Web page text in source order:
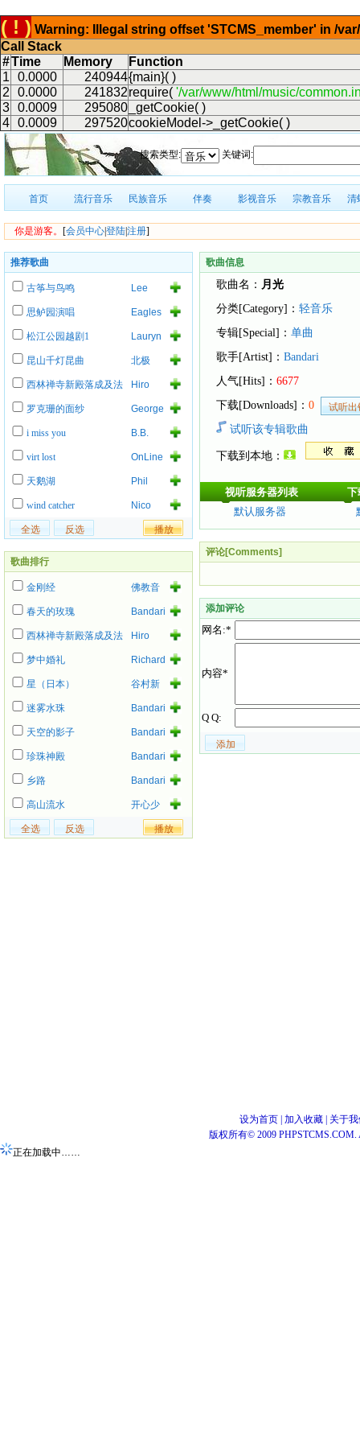
( ! ) Warning: Illegal string offset 'STCMS_member' in /
Call Stack
#Time Memory
Function
1
0.0000 240944{main}( )
2
0.0000 241832require( '/var/www/html/music/
3
0.0009 295080 _getCookie( )
4
0.0009 297520cookieModel->_getCookie( )
搜索类型: 关键词:
首页 流行音乐 民族音乐 伴奏 影视音乐 宗教音乐 清
你是游客。 [会员中心登陆注册]
推荐歌曲
古筝与鸟鸣
Lee
Parnell
思鲈园演唱
Eagles
Death
Metal
松江公园越剧1
Lauryn
昆山千灯昆曲
北极
西林禅寺新殿落成及法
Hiro
罗克珊的面纱
George
i miss you
B.B.
virt lost
OnLine
天鹅湖
Phil
wind catcher
Nico
歌曲排行
金刚经
佛教音
春天的玫瑰
Bandari
西林禅寺新殿落成及法
Hiro
梦中婚礼
Richard
星（日本）
谷村新
迷雾水珠
Bandari
天空的影子 Bandari
珍珠神殿 Bandari
乡路 Bandari
高山流水
开心少
女组
歌曲信息
歌曲名： 月光
分类[Category]： 轻音乐
专辑[Special]： 单曲
歌手[Artist]： Bandari
人气[Hits]： 6677
下载[Downloads]： 0
试听该专辑歌曲
下载到本地：
视听服务器列表
下
默认服务器
评论[Comments]
添加评论
网名:*
内容*
Q Q:
设为首页 加入收藏
关于
版权所有© 2009 PHPSTCMS.COM.
正在加载中……